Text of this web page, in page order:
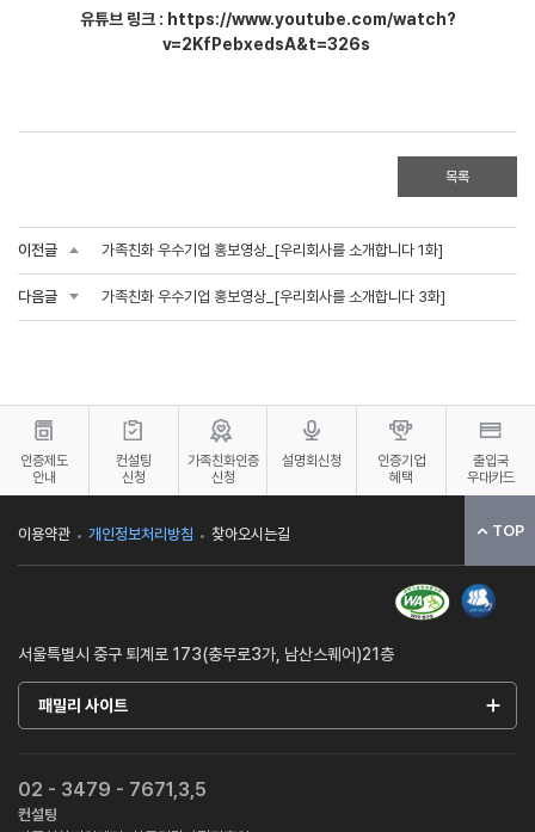
유튜브 링크 : https://www.youtube.com/watch?
v=2KfPebxedsA&t=326s
목록
이전글 가족친화 우수기업 홍보영상_[우리회사를 소개합니다 1화]
다음글 가족친화 우수기업 홍보영상_[우리회사를 소개합니다 3화]
인증제도
안내
컨설팅
신청
가족친화인증
신청
설명회신청
인증기업
혜택
출입국
우대카드
TOP
이용약관 개인정보처리방침 찾아오시는길
서울특별시 중구 퇴계로 173(충무로3가, 남산스퀘어)21층
패밀리 사이트
02 - 3479 - 7671,3,5
컨설팅